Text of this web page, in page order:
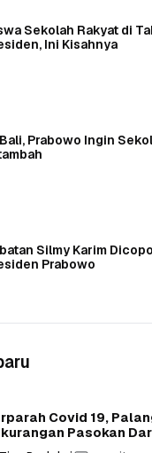
Sekolah Rakyat di
Ini Kisahnya
Prabowo Ingin
Silmy Karim
Prabowo
Covid 19,
Pasokan